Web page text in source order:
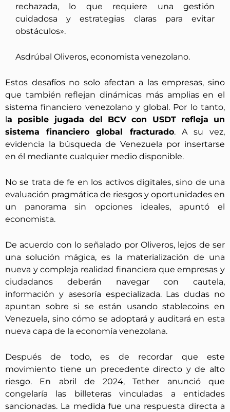
rechazada, lo que requiere una gestión
cuidadosa y estrategias claras para evitar
obstáculos».
Asdrúbal Oliveros, economista venezolano.
Estos desafíos no solo afectan a las empresas, sino
que también reflejan dinámicas más amplias en el
sistema financiero venezolano y global. Por lo tanto,
a posible jugada del BCV con USDT refleja un
sistema financiero global fracturado. A su vez,
evidencia la búsqueda de Venezuela por insertarse
en él mediante cualquier medio disponible.
No se trata de fe en los activos digitales, sino de una
evaluación pragmática de riesgos y oportunidades en
un panorama sin opciones ideales, apuntó el
economista.
De acuerdo con lo señalado por Oliveros, lejos de ser
una solución mágica, es la materialización de una
nueva y compleja realidad financiera que empresas y
ciudadanos deberán navegar con cautela,
información y asesoría especializada. Las dudas no
apuntan sobre si se están usando stablecoins en
Venezuela, sino cómo se adoptará y auditará en esta
nueva capa de la economía venezolana.
Después de todo, es de recordar que este
movimiento tiene un precedente directo y de alto
riesgo. En abril de 2024, Tether anunció que
congelaría las billeteras vinculadas a entidades
sancionadas. La medida fue una respuesta directa a